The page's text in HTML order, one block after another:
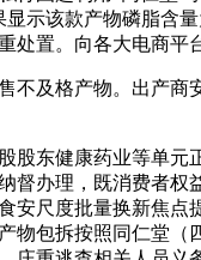
示该款产物磷脂含
处置。向各大电商平
及格产物。出产商安
东健康药业等单元正
督办理，既消费者
安尺度批量换新焦
物包拆按照同仁堂